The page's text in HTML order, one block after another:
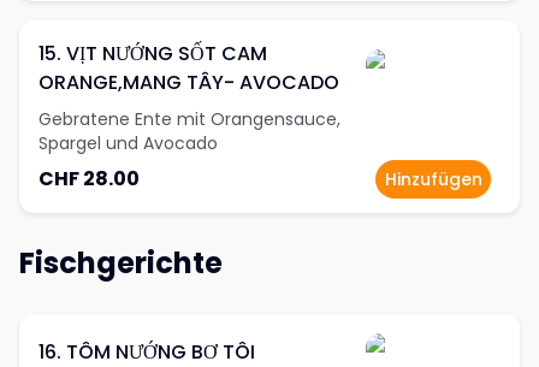
15. VỊT NƯỚNG SỐT CAM
ORANGE,MANG TÂY- AVOCADO
Gebratene Ente mit Orangensauce,
Spargel und Avocado
CHF 28.00 Hinzufügen
Fischgerichte
16. TÔM NƯỚNG BƠ TÔI